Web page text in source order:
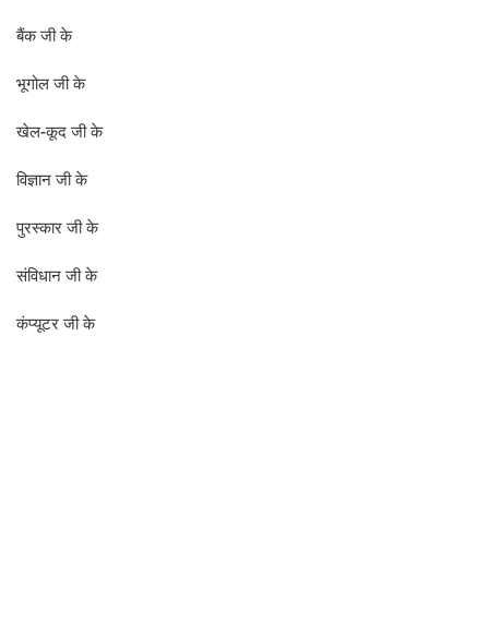
बैंक जी के
भूगोल जी के
खेल-कूद जी के
विज्ञान जी के
पुरस्कार जी के
संविधान जी के
कंप्यूटर जी के